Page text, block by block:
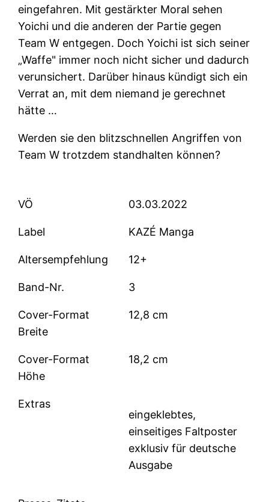
eingefahren. Mit gestärkter Moral sehen
Yoichi und die anderen der Partie gegen
Team W entgegen. Doch Yoichi ist sich seiner
„Waffe" immer noch nicht sicher und dadurch
verunsichert. Darüber hinaus kündigt sich ein
Verrat an, mit dem niemand je gerechnet
hätte …
Werden sie den blitzschnellen Angriffen von
Team W trotzdem standhalten können?
VÖ 03.03.2022
Label KAZÉ Manga
Altersempfehlung 12+
Band-Nr. 3
Cover-Format
Breite
12,8 cm
Cover-Format
Höhe
18,2 cm
Extras
eingeklebtes,
einseitiges Faltposter
exklusiv für deutsche
Ausgabe